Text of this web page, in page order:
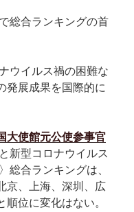
総合ランキングの首
ウイルス禍の困難な
発展成果を国際的に
大使館元公使参事官
新型コロナウイルス
総合ランキングは、
京、上海、深圳、広
位に変化はない。